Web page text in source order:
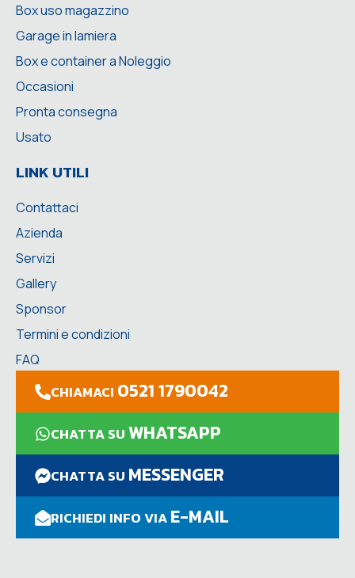
Box uso magazzino
Garage in lamiera
Box e container a Noleggio
Occasioni
Pronta consegna
Usato
LINK UTILI
Contattaci
Azienda
Servizi
Gallery
Sponsor
Termini e condizioni
FAQ
CHIAMACI 0521 1790042
CHATTA SUWHATSAPP
CHATTA SU MESSENGER
RICHIEDI INFO VIAE-MAIL